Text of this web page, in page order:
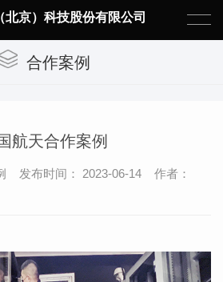
北京）科技股份有限公司
合作案例
航天合作案例
发布时间： 2023-06-14 作者：